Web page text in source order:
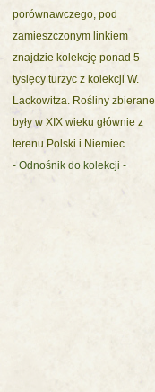
porównawczego, pod
zamieszczonym linkiem
znajdzie kolekcję ponad 5
tysięcy turzyc z kolekcji W.
Lackowitza. Rośliny zbierane
były w XIX wieku głównie z
terenu Polski i Niemiec.
- Odnośnik do kolekcji -